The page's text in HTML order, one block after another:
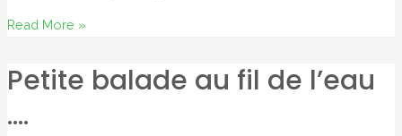
6
de
naturelle
Read More »
Petite balade au fil de l’eau
….